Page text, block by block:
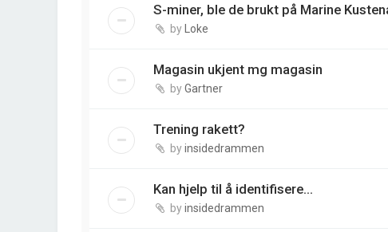
S-miner, ble de brukt på Marine
byLoke
Magasin ukjent mg magasin
byGartner
Trening rakett?
byinsidedrammen
Kan hjelp til å identifisere...
byinsidedrammen